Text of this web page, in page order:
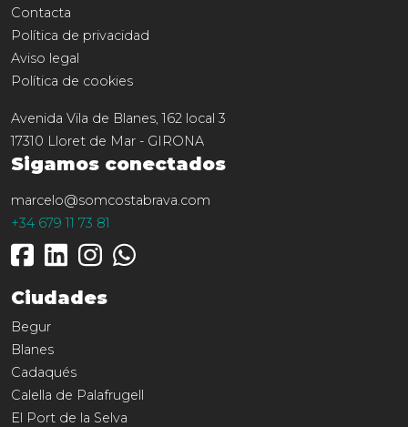
Contacta
Política de privacidad
Aviso legal
Política de cookies
Avenida Vila de Blanes, 162 local 3
17310 Lloret de Mar - GIRONA
Sigamos conectados
marcelo@somcostabrava.com
+34 679 11 73 81
Ciudades
Begur
Blanes
Cadaqués
Calella de Palafrugell
El Port de la Selva